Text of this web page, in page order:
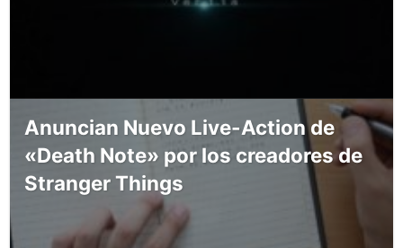
Anuncian Nuevo Live-Action de
«Death Note» por los creadores de
Stranger Things